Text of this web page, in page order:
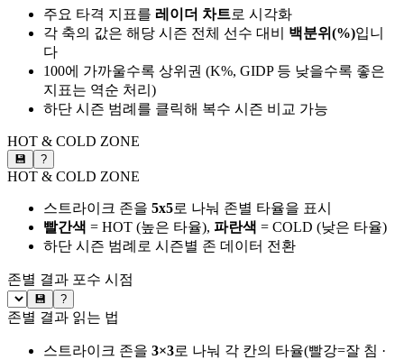
주요 타격 지표를 레이더 차트로 시각화
각 축의 값은 해당 시즌 전체 선수 대비 백분위(%)입니
다
100에 가까울수록 상위권 (K%, GIDP 등 낮을수록 좋은
지표는 역순 처리)
하단 시즌 범례를 클릭해 복수 시즌 비교 가능
HOT & COLD ZONE
💾 ?
HOT & COLD ZONE
스트라이크 존을 5x5로 나눠 존별 타율을 표시
빨간색 = HOT (높은 타율), 파란색 = COLD (낮은 타율)
하단 시즌 범례로 시즌별 존 데이터 전환
존별 결과 포수 시점
💾 ?
존별 결과 읽는 법
스트라이크 존을 3×3로 나눠 각 칸의 타율(빨강=잘 침 ·